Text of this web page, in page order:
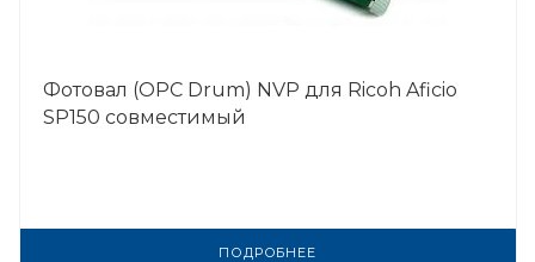
Фотовал (OPC Drum) NVP для Ricoh Aficio
SP150 совместимый
ПОДРОБНЕЕ